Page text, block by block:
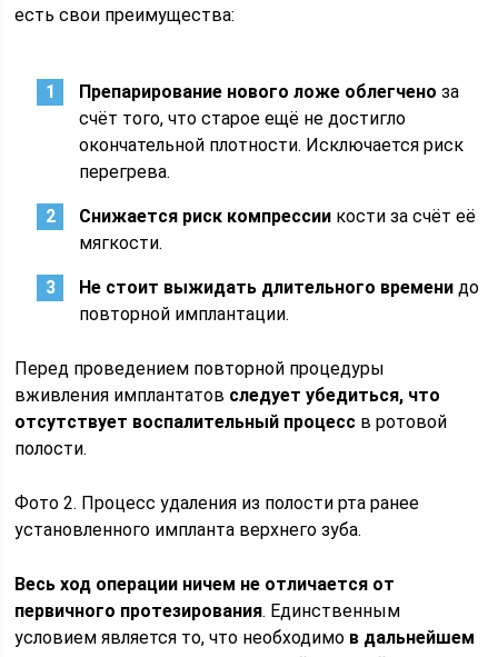
есть свои преимущества:
Препарирование нового ложе облегчено за
счёт того, что старое ещё не достигло
окончательной плотности. Исключается риск
перегрева.
Снижается риск компрессии кости за счёт её
мягкости.
Не стоит выжидать длительного времени до
повторной имплантации.
Перед проведением повторной процедуры
вживления имплантатов следует убедиться, что
отсутствует воспалительный процесс в ротовой
полости.
Фото 2. Процесс удаления из полости рта ранее
установленного импланта верхнего зуба.
Весь ход операции ничем не отличается от
первичного протезирования. Единственным
условием является то, что необходимо в дальнейшем